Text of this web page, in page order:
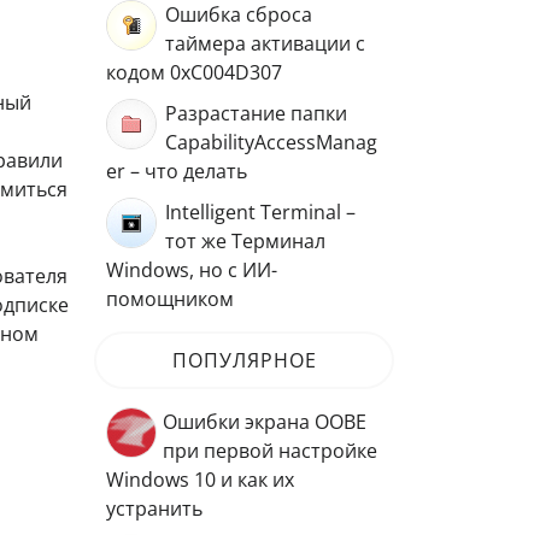
Ошибка сброса
таймера активации с
кодом 0xC004D307
Разрастание папки
CapabilityAccessManag
er – что делать
Intelligent Terminal –
тот же Терминал
Windows, но с ИИ-
помощником
ПОПУЛЯРНОЕ
Ошибки экрана OOBE
при первой настройке
Windows 10 и как их
устранить